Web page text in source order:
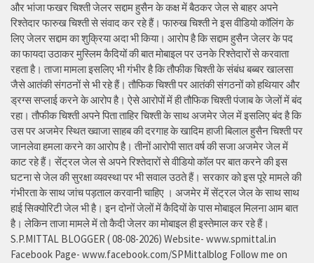
और भांजा फखर चिश्ती जेलर सद्दाम हुसैन के कक्ष में बैठकर जेल से बाहर अपने
रिश्तेदार फारुख चिश्ती से संवाद कर रहे हैं। फारुख चिश्ती ने इस वीडियो कॉलिंग के
लिए जेलर सद्दाम का शुक्रिया अदा भी किया। आरोप है कि सद्दाम हुसैन जेलर के पद
का फायदा उठाकर मुस्लिम कैदियों की बात मोबाइल पर उनके रिश्तेदारों से करवाता
रहता है। ताजा मामला इसलिए भी गंभीर है कि तौफीक चिश्ती के संबंध बब्बर खालसा
जैसे आतंकी संगठनों से भी रहे हैं। तौफिक चिश्ती पर आतंकी संगठनों को हथियार और
ड्रग्स सप्लाई करने के आरोप है। ऐसे आरोपों में ही तौफिक चिश्ती पंजाब के जेलों में बंद
रहा। तौफीक चिश्ती अपने पिता ताहिर चिश्ती के साथ अजमेर जेल में इसलिए बंद है कि
उस पर अजमेर स्थित ख्वाजा साहब की दरगाह के खादिम हाजी बिलाल हुसैन चिश्ती पर
जानलेवा हमला करने का आरोप है। तीनों आरोपी सात वर्ष की सजा अजमेर जेल में
काट रहे हैं। सेंट्रल जेल से अपने रिश्तेदारों से वीडियो कॉल पर बात करने की इस
घटना से जेल की सुरक्षा व्यवस्था पर भी सवाल उठते हैं। सरकार को इस पूरे मामले की
गंभीरता के साथ जांच पड़ताल करवानी चाहिए । अजमेर में सेंट्रल जेल के साथ साथ
हाई सिक्योरिटी जेल भी है। इन दोनों जेलों में कैदियों के पास मोबाइल मिलना आम बात
है। लेकिन ताजा मामले में तो कैदी जेलर का मोबाइल ही इस्तेमाल कर रहे हैं।
S.P.MITTAL BLOGGER ( 08-08-2026) Website- www.spmittal.in
Facebook Page- www.facebook.com/SPMittalblog Follow me on